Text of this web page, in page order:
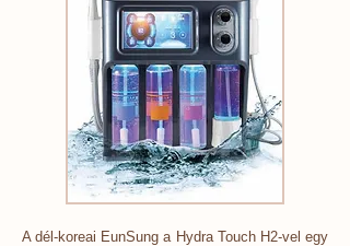
A dél-koreai EunSung a Hydra Touch H2-vel egy